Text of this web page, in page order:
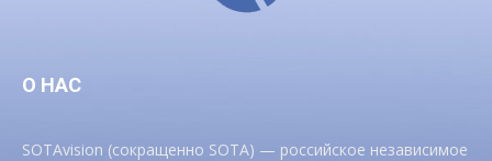
О НАС
SOTAvision (сокращенно SOTA) — российское независимое